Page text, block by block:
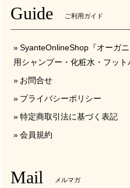
Guide ご利用ガイド
SyanteOnlineShop『オーガ
用シャンプー・化粧水・フッ
お問合せ
プライバシーポリシー
特定商取引法に基づく表記
会員規約
Mail メルマガ